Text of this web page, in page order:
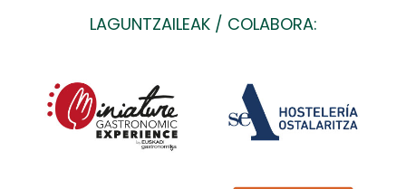
LAGUNTZAILEAK / COLABORA: